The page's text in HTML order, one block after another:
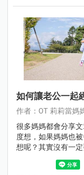
如何讓老公一起
作者：OT 莉莉當媽
很多媽媽都會分享
度想，如果媽媽也
想呢？其實沒有一
經營家庭可以參考